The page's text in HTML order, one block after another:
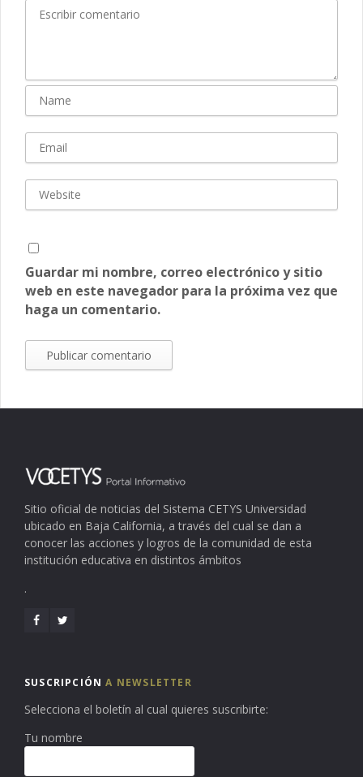
Guardar mi nombre, correo electrónico y sitio
web en este navegador para la próxima vez que
haga un comentario.
Sitio oficial de noticias del Sistema CETYS Universidad
ubicado en Baja California, a través del cual se dan a
conocer las acciones y logros de la comunidad de esta
institución educativa en distintos ámbitos
.
SUSCRIPCIÓNA NEWSLETTER
Selecciona el boletín al cual quieres suscribirte:
Tu nombre